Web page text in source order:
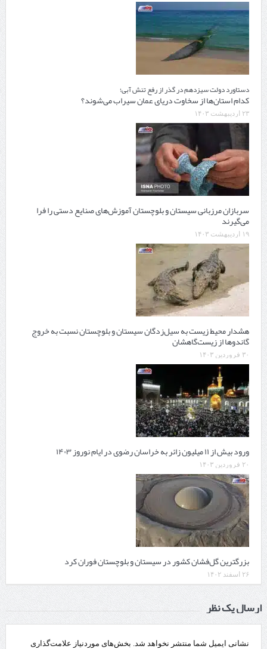
دستاورد دولت سیزدهم در گذر از رفع تنش آبی؛
کدام استان‌ها از سخاوت دریای عمان سیراب می‌شوند؟
۲۳ اردیبهشت ۱۴۰۳
سربازان مرزبانی سیستان و بلوچستان آموزش‌های صنایع‌ دستی را فرا
می‌گیرند
۱۹ اردیبهشت ۱۴۰۳
هشدار محیط زیست به سیل‌زدگان سیستان و بلوچستان نسبت به خروج
گاندوها از زیست‌گاهشان
۳۰ فروردین ۱۴۰۳
ورود بیش از ۱۱ میلیون زائر به خراسان رضوی در ایام نوروز ۱۴۰۳
۲۰ فروردین ۱۴۰۳
بزرگترین گل‌فشان کشور در سیستان و بلوچستان فوران کرد
۲۶ اسفند ۱۴۰۲
ارسال یک نظر
نشانی ایمیل شما منتشر نخواهد شد. بخش‌های موردنیاز علامت‌گذاری